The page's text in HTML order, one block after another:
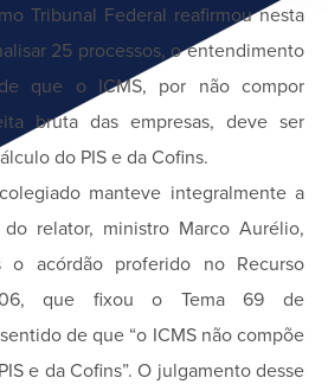
Tribunal Federal reafirmou nesta
25 processos, o entendimento
que o ICMS, por não compor
bruta das empresas, deve ser
do PIS e da Cofins.
manteve integralmente a
relator, ministro Marco Aurélio,
o acórdão proferido no Recurso
que fixou o Tema 69 de
de que “o ICMS não compõe
e da Cofins”. O julgamento desse